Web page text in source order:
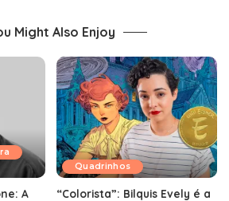
Might Also Enjoy
A
Quadrinhos
“Colorista”: Bilquis Evely é a